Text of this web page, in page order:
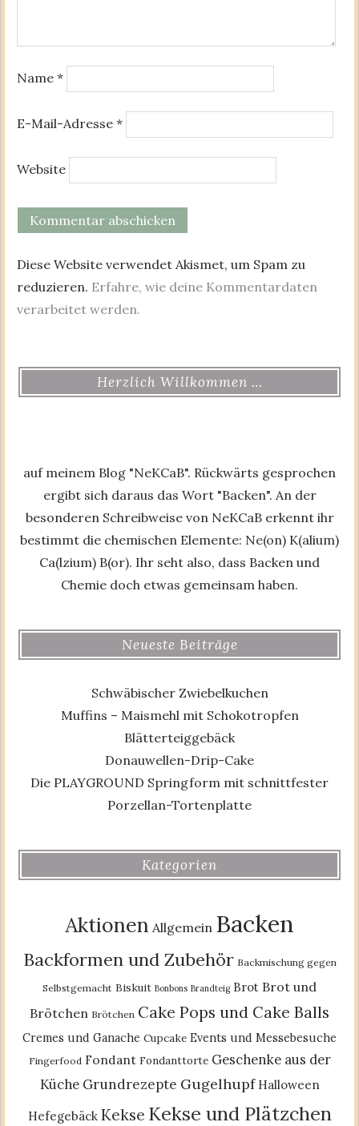
Name *
E-Mail-Adresse *
Website
Diese Website verwendet Akismet, um Spam zu
reduzieren. Erfahre, wie deine Kommentardaten
verarbeitet werden.
Herzlich Willkommen …
auf meinem Blog "NeKCaB". Rückwärts gesprochen
ergibt sich daraus das Wort "Backen". An der
besonderen Schreibweise von NeKCaB erkennt ihr
bestimmt die chemischen Elemente: Ne(on) K(alium)
Ca(lzium) B(or). Ihr seht also, dass Backen und
Chemie doch etwas gemeinsam haben.
Neueste Beiträge
Schwäbischer Zwiebelkuchen
Muffins – Maismehl mit Schokotropfen
Blätterteiggebäck
Donauwellen-Drip-Cake
Die PLAYGROUND Springform mit schnittfester
Porzellan-Tortenplatte
Kategorien
Aktionen Allgemein Backen
Backformen und Zubehör Backmischung gegen
Selbstgemacht Biskuit Bonbons Brandteig Brot Brot und
Brötchen Brötchen Cake Pops und Cake Balls
Cremes und Ganache Cupcake Events und Messebesuche
Fingerfood Fondant Fondanttorte Geschenke aus der
Küche Grundrezepte Gugelhupf Halloween
Hefegebäck Kekse Kekse und Plätzchen